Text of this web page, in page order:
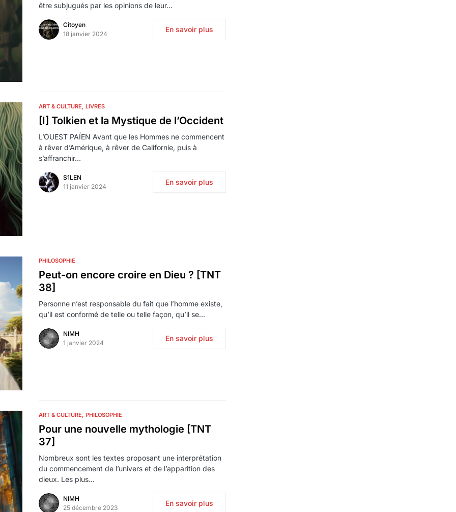
être subjugués par les opinions de leur…
Citoyen
18 janvier 2024
En savoir plus
ART & CULTURE LIVRES
[I] Tolkien et la Mystique de l’Occident
L’OUEST PAÏEN Avant que les Hommes ne commencent
à rêver d’Amérique, à rêver de Californie, puis à
s’affranchir…
S1LEN
11 janvier 2024
En savoir plus
PHILOSOPHIE
Peut-on encore croire en Dieu ? [TNT
38]
Personne n’est responsable du fait que l’homme existe,
qu’il est conformé de telle ou telle façon, qu’il se…
NIMH
1 janvier 2024
En savoir plus
ART & CULTURE PHILOSOPHIE
Pour une nouvelle mythologie [TNT
37]
Nombreux sont les textes proposant une interprétation
du commencement de l’univers et de l’apparition des
dieux. Les plus…
NIMH
25 décembre 2023
En savoir plus